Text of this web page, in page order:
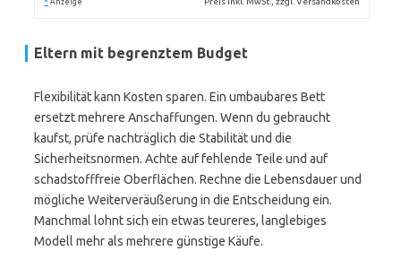
Anzeige
Eltern mit begrenztem Budget
Flexibilität kann Kosten sparen. Ein umbaubares Bett
ersetzt mehrere Anschaffungen. Wenn du gebraucht
kaufst, prüfe nachträglich die Stabilität und die
Sicherheitsnormen. Achte auf fehlende Teile und auf
schadstofffreie Oberflächen. Rechne die Lebensdauer und
mögliche Weiterveräußerung in die Entscheidung ein.
Manchmal lohnt sich ein etwas teureres, langlebiges
Modell mehr als mehrere günstige Käufe.